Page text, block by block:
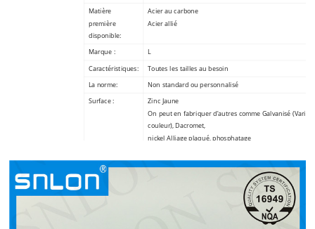
Matière
première
disponible:
Acier au carbone
Acier allié
Marque :
L
Caractéristiques:
Toutes les tailles au besoin
La norme:
Non standard ou personnalisé
Surface :
Zinc Jaune
On peut en fabriquer d’autres comme Galvanisé (Varié
couleur), Dacromet,
nickel Alliage plaqué, phosphatage
thermique:
Certificat: